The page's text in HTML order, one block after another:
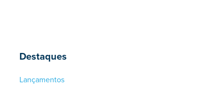
Destaques
Lançamentos